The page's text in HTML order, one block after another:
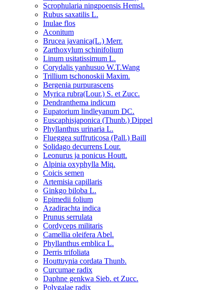
Scrophularia ningpoensis Hemsl.
Rubus saxatilis L.
Inulae flos
Aconitum
Brucea javanica(L.) Merr.
Zarthoxylum schinifolium
Linum usitatissimum L.
Corydalis yanhusuo W.T.Wang
Trillium tschonoskii Maxim.
Bergenia purpurascens
Myrica rubra(Lour.) S. et Zucc.
Dendranthema indicum
Eupatorium lindleyanum DC.
Euscaphisjaponica (Thunb.) Dippel
Phyllanthus urinaria L.
Flueggea suffruticosa (Pall.) Baill
Solidago decurrens Lour.
Leonurus ja ponicus Houtt.
Alpinia oxyphylla Miq.
Coicis semen
Artemisia capillaris
Ginkgo biloba L.
Epimedii folium
Azadirachta indica
Prunus serrulata
Cordyceps militaris
Camellia oleifera Abel.
Phyllanthus emblica L.
Derris trifoliata
Houttuynia cordata Thunb.
Curcumae radix
Daphne genkwa Sieb. et Zucc.
Polygalae radix